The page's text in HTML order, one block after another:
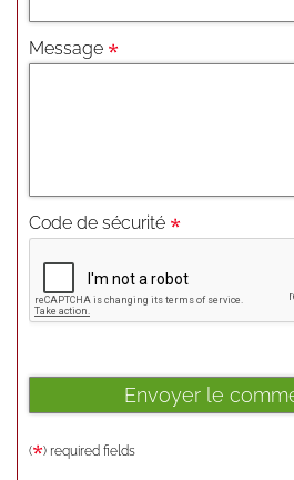
Message
Code de sécurité
( ) required fields